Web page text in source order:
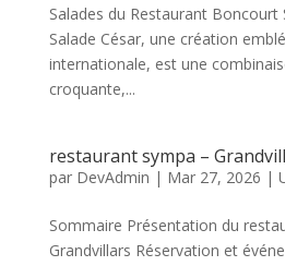
Salades du Restaurant Boncourt
Salade César, une création
internationale, est une
croquante,...
restaurant sympa –
par DevAdmin | Mar 27, 2026 |
Sommaire Présentation du
Grandvillars Réservation et